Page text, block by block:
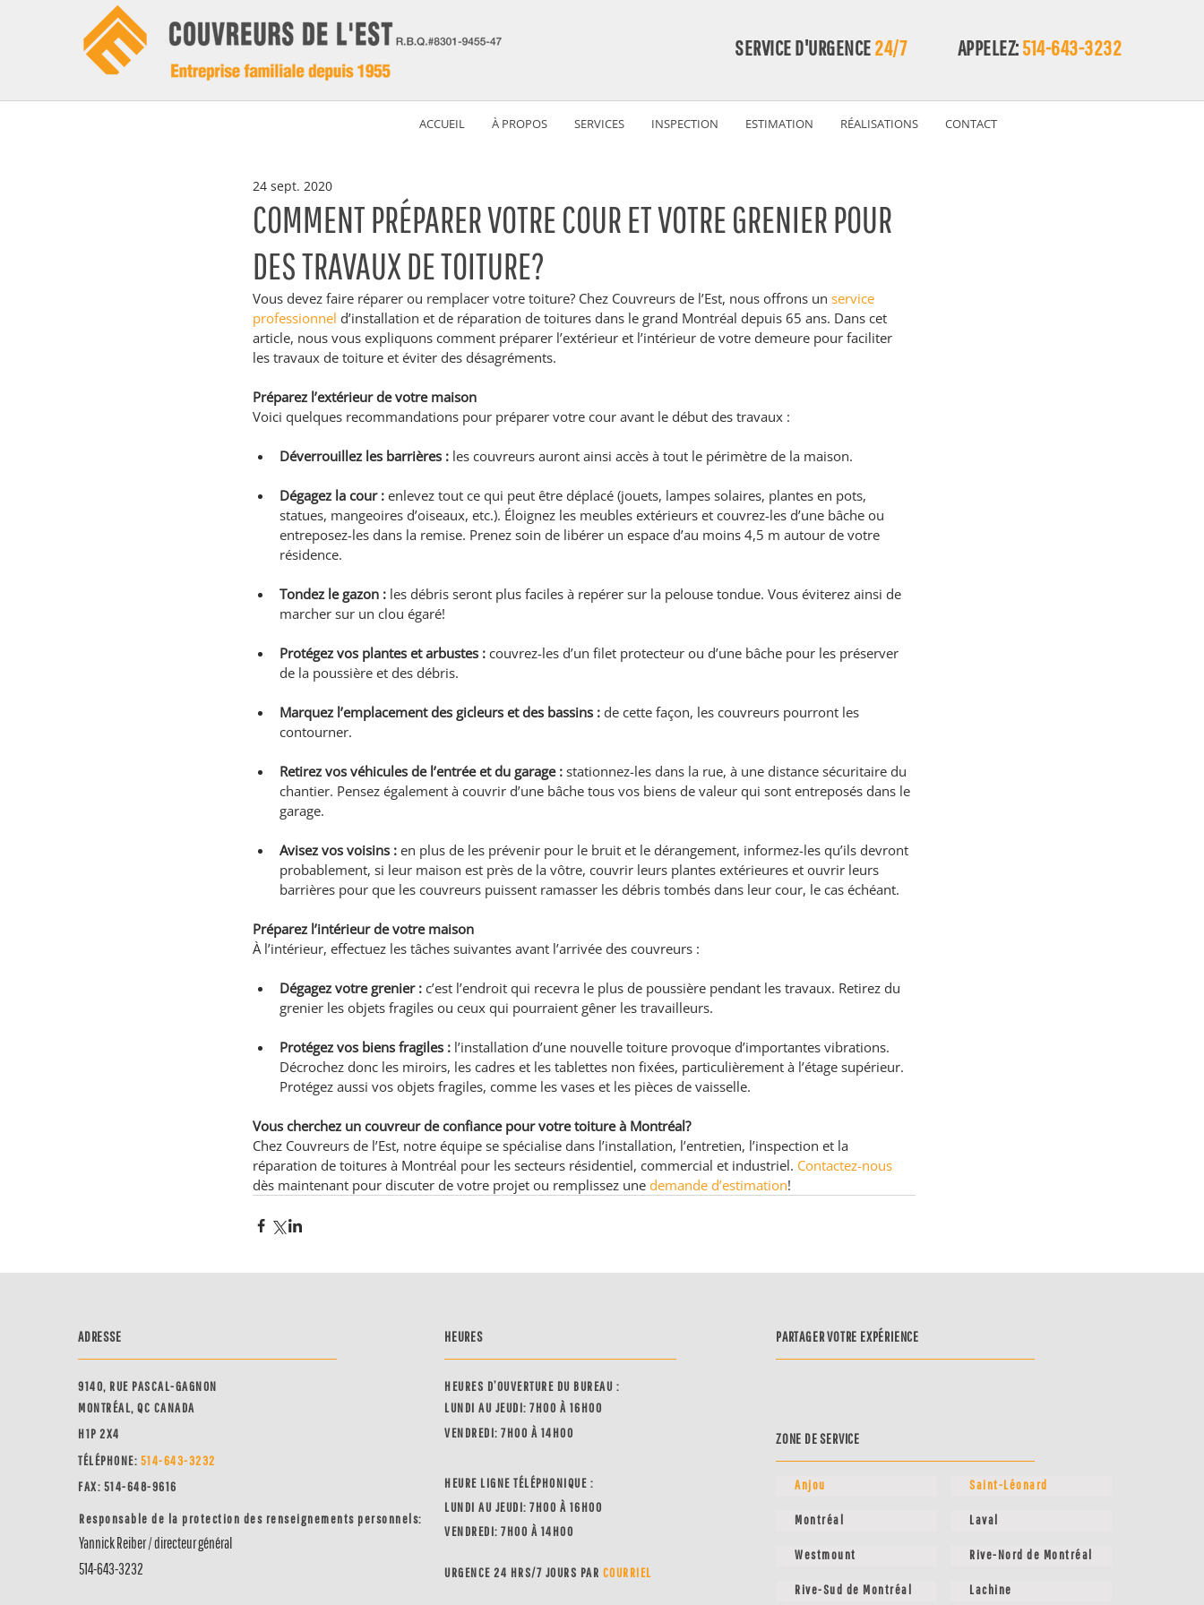
SERVICE D'URGENCE24/7 APPELEZ:514-643-3232
ACCUEIL À PROPOS SERVICES INSPECTION ESTIMATION RÉALISATIONS CONTACT
COMMENT PRÉPARER VOTRE COUR ET VOTRE GRENIER POUR
DES TRAVAUX DE TOITURE?
24 sept. 2020
Vous devez faire réparer ou remplacer votre toiture? Chez Couvreurs de l’Est, nous offrons un service
professionnel d’installation et de réparation de toitures dans le grand Montréal depuis 65 ans. Dans cet
article, nous vous expliquons comment préparer l’extérieur et l’intérieur de votre demeure pour faciliter
les travaux de toiture et éviter des désagréments.
Préparez l’extérieur de votre maison
Voici quelques recommandations pour préparer votre cour avant le début des travaux :
Déverrouillez les barrières : les couvreurs auront ainsi accès à tout le périmètre de la maison.
Dégagez la cour : enlevez tout ce qui peut être déplacé (jouets, lampes solaires, plantes en pots,
statues, mangeoires d’oiseaux, etc.). Éloignez les meubles extérieurs et couvrez-les d’une bâche ou
entreposez-les dans la remise. Prenez soin de libérer un espace d’au moins 4,5 m autour de votre
résidence.
Tondez le gazon : les débris seront plus faciles à repérer sur la pelouse tondue. Vous éviterez ainsi de
marcher sur un clou égaré!
Protégez vos plantes et arbustes : couvrez-les d’un filet protecteur ou d’une bâche pour les préserver
de la poussière et des débris.
Marquez l’emplacement des gicleurs et des bassins : de cette façon, les couvreurs pourront les
contourner.
Retirez vos véhicules de l’entrée et du garage : stationnez-les dans la rue, à une distance sécuritaire du
chantier. Pensez également à couvrir d’une bâche tous vos biens de valeur qui sont entreposés dans le
garage.
Avisez vos voisins : en plus de les prévenir pour le bruit et le dérangement, informez-les qu’ils devront
probablement, si leur maison est près de la vôtre, couvrir leurs plantes extérieures et ouvrir leurs
barrières pour que les couvreurs puissent ramasser les débris tombés dans leur cour, le cas échéant.
Préparez l’intérieur de votre maison
À l’intérieur, effectuez les tâches suivantes avant l’arrivée des couvreurs :
Dégagez votre grenier : c’est l’endroit qui recevra le plus de poussière pendant les travaux. Retirez du
grenier les objets fragiles ou ceux qui pourraient gêner les travailleurs.
Protégez vos biens fragiles : l’installation d’une nouvelle toiture provoque d’importantes vibrations.
Décrochez donc les miroirs, les cadres et les tablettes non fixées, particulièrement à l’étage supérieur.
Protégez aussi vos objets fragiles, comme les vases et les pièces de vaisselle.
Vous cherchez un couvreur de confiance pour votre toiture à Montréal?
Chez Couvreurs de l’Est, notre équipe se spécialise dans l’installation, l’entretien, l’inspection et la
réparation de toitures à Montréal pour les secteurs résidentiel, commercial et industriel. Contactez-nous
dès maintenant pour discuter de votre projet ou remplissez une demande d’estimation!
ADRESSE
9140, RUE PASCAL-GAGNON
MONTRÉAL, QC CANADA
H1P 2X4
TÉLÉPHONE: 514-643-3232
FAX: 514-648-9616
Responsable de la protection des renseignements personnels:
Yannick Reiber / directeur général
514-643-3232
HEURES
HEURES D’OUVERTURE DU BUREAU :
LUNDI AU JEUDI: 7H00 À 16H00
VENDREDI: 7H00 À 14H00
HEURE LIGNE TÉLÉPHONIQUE :
LUNDI AU JEUDI: 7H00 À 16H00
VENDREDI: 7H00 À 14H00
URGENCE 24 HRS/7 JOURS PAR COURRIEL
PARTAGER VOTRE EXPÉRIENCE
ZONE DE SERVICE
Anjou
Montréal
Westmount
Rive-Sud de Montréal
Saint-Léonard
Laval
Rive-Nord de Montréal
Lachine